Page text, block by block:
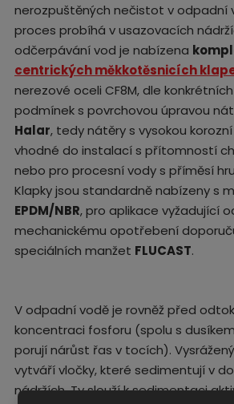
nerozpuštěných nečistot v odpadní
proces probíhá v usazovacích
odčerpávání vod je nabízena
centrických měkkotěsnicích
nerezové oceli CF8M, dle
podmínek s povrchovou úpravou
Halar, tedy nátěry s vysokou
vhodné do instalací s přítomností
nebo pro procesní vody s příměsí
Klapky jsou standardně nabízeny s
EPDM/NBR, pro aplikace vyžadující
mechanickému opotřebení
speciálních manžet FLUCAST.
V odpadní vodě je rovněž před
koncentraci fosforu (spolu s
porují nárůst řas v tocích).
vytváří vločky, které sedimentují v
nádržích. Ty slouží k sedimentaci